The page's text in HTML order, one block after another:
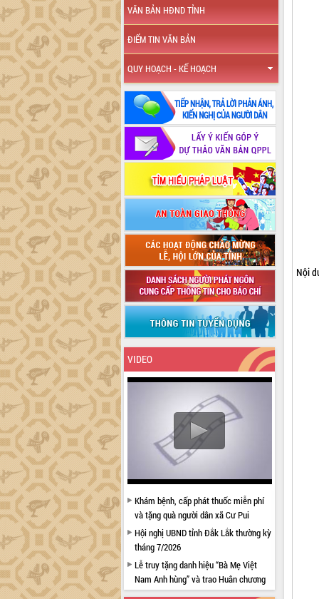
VĂN BẢN HĐND TỈNH
ĐIỂM TIN VĂN BẢN
QUY HOẠCH - KẾ HOẠCH
VIDEO
Khám bệnh, cấp phát thuốc miễn phí
và tặng quà người dân xã Cư Pui
Hội nghị UBND tỉnh Đắk Lắk thường kỳ
tháng 7/2026
Lễ truy tặng danh hiệu “Bà Mẹ Việt
Nam Anh hùng” và trao Huân chương
Lao động
Nội